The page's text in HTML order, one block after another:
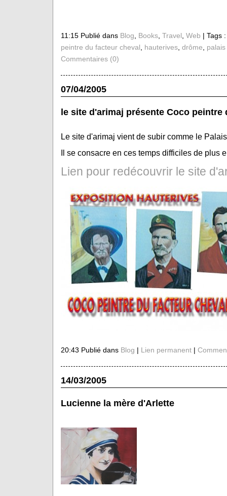
11:15 Publié dans Blog Books, Travel Web | Tags
peintre du facteur cheval
hauterives, drôme
Commentaires (0)
07/04/2005
le site d'arimaj présente Coco peintre
Le site d'arimaj vient de subir comme le
Il se consacre en ces temps difficiles de plus
Lien pour redécouvrir le site
20:43 Publié dans Blog | Lien permanent|
14/03/2005
Lucienne la mère d'Arlette